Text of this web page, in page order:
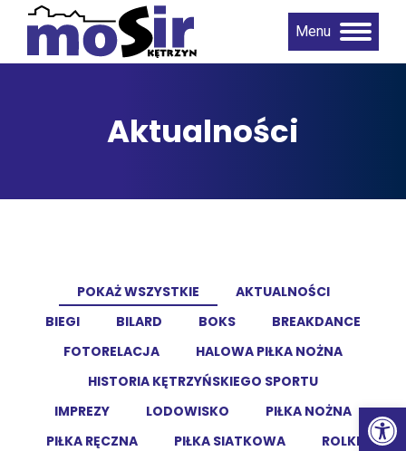
Menu
Aktualności
POKAŻ WSZYSTKIE
AKTUALNOŚCI
BIEGI
BILARD BOKS
BREAKDANCE
FOTORELACJA
HALOWA PIŁKA NOŻNA
HISTORIA KĘTRZYŃSKIEGO SPORTU
IMPREZY
LODOWISKO
PIŁKA NOŻNA
PIŁKA RĘCZNA
PIŁKA SIATKOWA
ROLKI